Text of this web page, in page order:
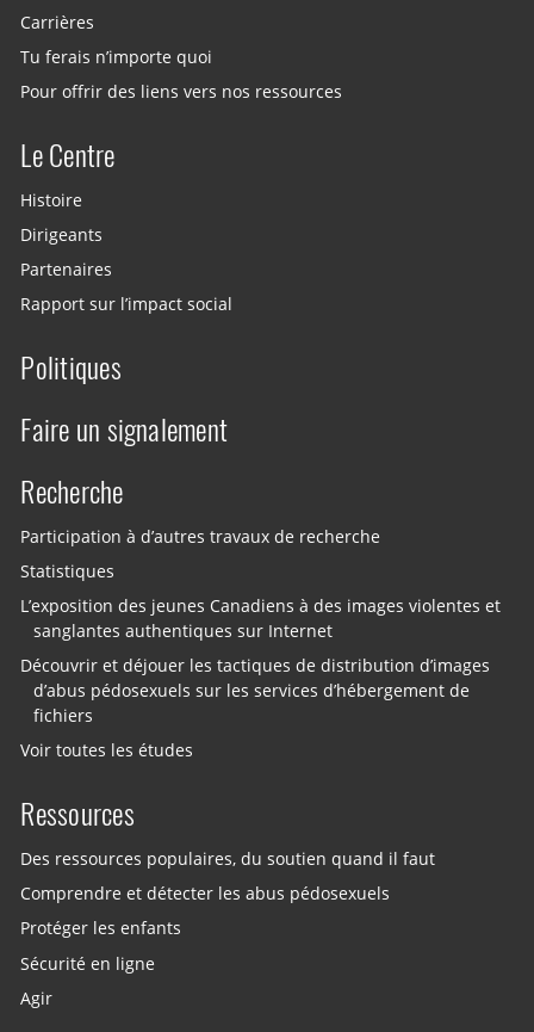
Carrières
Tu ferais n’importe quoi
Pour offrir des liens vers nos ressources
Le Centre
Histoire
Dirigeants
Partenaires
Rapport sur l’impact social
Politiques
Faire un signalement
Recherche
Participation à d’autres travaux de recherche
Statistiques
L’exposition des jeunes Canadiens à des images violentes et
sanglantes authentiques sur Internet
Découvrir et déjouer les tactiques de distribution d’images
d’abus pédosexuels sur les services d’hébergement de
fichiers
Voir toutes les études
Ressources
Des ressources populaires, du soutien quand il faut
Comprendre et détecter les abus pédosexuels
Protéger les enfants
Sécurité en ligne
Agir